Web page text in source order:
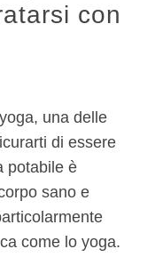
con
una delle
di essere
potabile è
sano e
come lo yoga.